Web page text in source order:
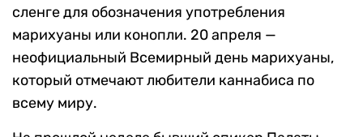
сленге для обозначения употребления
марихуаны или конопли. 20 апреля —
неофициальный Всемирный день марихуаны,
который отмечают любители каннабиса по
всему миру.